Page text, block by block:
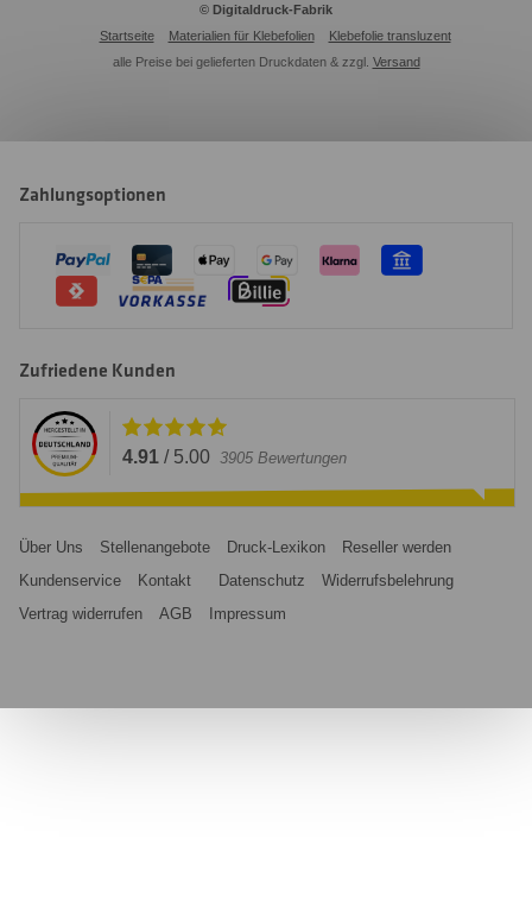
© Digitaldruck-Fabrik
Startseite
Materialien für Klebefolien
Klebefolie transluzent
alle Preise bei gelieferten Druckdaten & zzgl. Versand
Zahlungsoptionen
Zufriedene Kunden
4.91 / 5.00 3905 Bewertungen
Über Uns Stellenangebote Druck-Lexikon
Reseller werden
Kundenservice
Kontakt Datenschutz
Widerrufsbelehrung
Vertrag widerrufen
AGB Impressum